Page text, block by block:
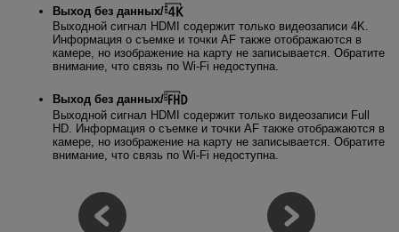
Выход без данных/
Выходной сигнал HDMI содержит только видеозаписи 4K.
Информация о съемке и точки AF также отображаются в
камере, но изображение на карту не записывается. Обратите
внимание, что связь по Wi-Fi недоступна.
Выход без данных/
Выходной сигнал HDMI содержит только видеозаписи Full
HD. Информация о съемке и точки AF также отображаются в
камере, но изображение на карту не записывается. Обратите
внимание, что связь по Wi-Fi недоступна.